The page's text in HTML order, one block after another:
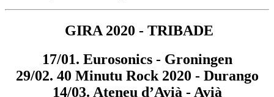
GIRA 2020 - TRIBADE
17/01. Eurosonics - Groningen
29/02. 40 Minutu Rock 2020 - Durango
14/03. Ateneu d’Avià - Avià